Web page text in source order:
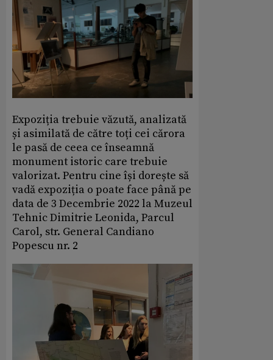
Expoziția trebuie văzută, analizată
și asimilată de către toți cei cărora
le pasă de ceea ce înseamnă
monument istoric care trebuie
valorizat. Pentru cine își dorește să
vadă expoziția o poate face până pe
data de 3 Decembrie 2022 la Muzeul
Tehnic Dimitrie Leonida, Parcul
Carol, str. General Candiano
Popescu nr. 2